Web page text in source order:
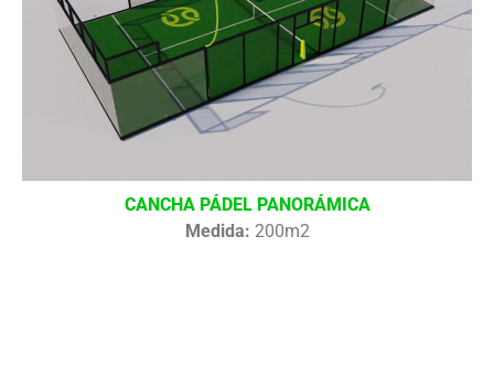
CANCHA PÁDEL PANORÁMICA
Medida: 200m2